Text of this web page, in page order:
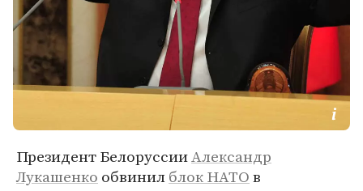
Президент БелоруссииАлександр
Лукашенко обвинилблок НАТОв